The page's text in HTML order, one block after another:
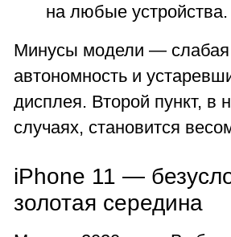
на любые устройства.
Минусы модели — слабая
автономность и
дисплея. Второй пункт, в
случаях, становится
iPhone 11 —
золотая середина